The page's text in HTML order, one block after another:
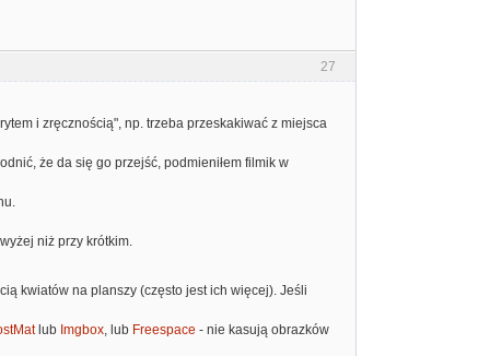
27
i zręcznością", np. trzeba przeskakiwać z miejsca
że da się go przejść, podmieniłem filmik w
niż przy krótkim.
kwiatów na planszy (często jest ich więcej). Jeśli
lub Imgbox, lub Freespace - nie kasują obrazków